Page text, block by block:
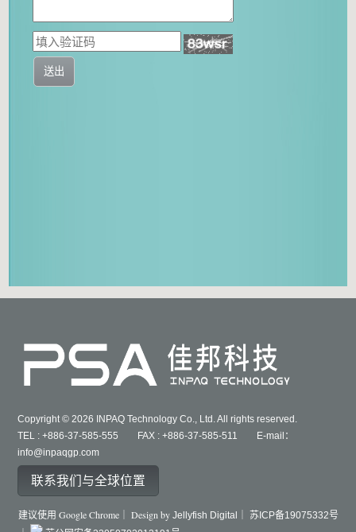
送出
Copyright © 2026 INPAQ Technology Co., Ltd. All rights reserved.
TEL : +886-37-585-555 FAX : +886-37-585-511 E-mail：
info@inpaqgp.com
联系我们与全球位置
建议使用 Google Chrome｜ Design byJellyfish Digital｜
苏ICP备19075332号